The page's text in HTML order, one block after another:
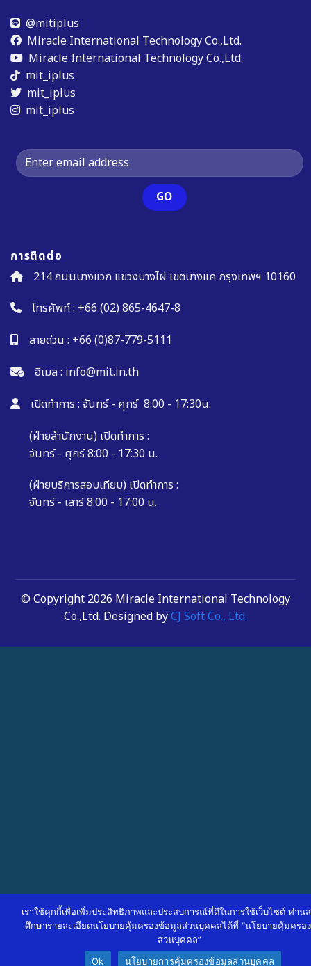
@mitiplus
Miracle International Technology Co.,Ltd.
Miracle International Technology Co.,Ltd.
mit_iplus
mit_iplus
mit_iplus
การติดต่อ
214 ถนนบางแวก แขวงบางไผ่ เขตบางแค กรุงเทพฯ 10160
โทรศัพท์ : +66 (02) 865-4647-8
สายด่วน : +66 (0)87-779-5111
อีเมล : info@mit.in.th
เปิดทำการ : จันทร์ - ศุกร์ 8:00 - 17:30น.
(ฝ่ายสำนักงาน) เปิดทำการ :
จันทร์ - ศุกร์ 8:00 - 17:30 น.
(ฝ่ายบริการสอบเทียบ) เปิดทำการ :
จันทร์ - เสาร์ 8:00 - 17:00 น.
© Copyright 2026 Miracle International Technology
Co.,Ltd. Designed byCJ Soft Co., Ltd.
เราใช้คุกกี้เพื่อเพิ่มประสิทธิภาพและประสบการณ์ที่ดีในการใช้เว็บไซต์ ท่าน
ศึกษารายละเอียดนโยบายคุ้มครองข้อมูลส่วนบุคคลได้ที่ “นโยบายคุ้มครอ
ส่วนบุคคล”
Ok
นโยบายการคุ้มครองข้อมูลส่วนบุคคล